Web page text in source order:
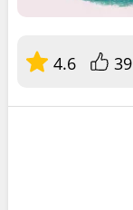
4.6 39